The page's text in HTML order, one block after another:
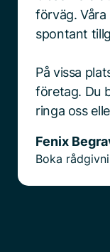
förväg.
spontant
På vissa
företag. Du
ringa oss
Fenix
Boka